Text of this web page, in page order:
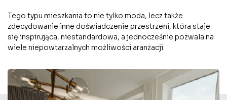
Tego typu mieszkania to nie tylko moda, lecz także
zdecydowanie inne doświadczenie przestrzeni, która staje
się inspirująca, niestandardowa, a jednocześnie pozwala na
wiele niepowtarzalnych możliwości aranżacji.